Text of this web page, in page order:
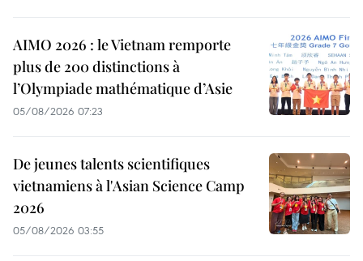
AIMO 2026 : le Vietnam remporte
plus de 200 distinctions à
l’Olympiade mathématique d’Asie
05/08/2026 07:23
De jeunes talents scientifiques
vietnamiens à l'Asian Science Camp
2026
05/08/2026 03:55